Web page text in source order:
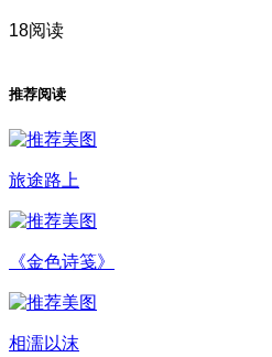
18阅读
推荐阅读
旅途路上
《金色诗笺》
相濡以沫